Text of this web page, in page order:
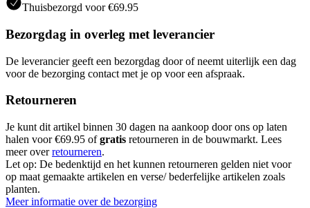
Thuisbezorgd voor €69.95
Bezorgdag in overleg met leverancier
De leverancier geeft een bezorgdag door of neemt uiterlijk een dag
voor de bezorging contact met je op voor een afspraak.
Retourneren
Je kunt dit artikel binnen 30 dagen na aankoop door ons op laten
halen voor €69.95 ofgratis retourneren in de bouwmarkt. Lees
meer overretourneren.
Let op: De bedenktijd en het kunnen retourneren gelden niet voor
op maat gemaakte artikelen en verse/ bederfelijke artikelen zoals
planten.
Meer informatie over de bezorging